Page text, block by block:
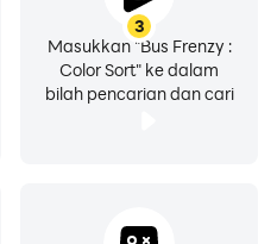
3
Masukkan "Bus Frenzy :
Color Sort" ke dalam
bilah pencarian dan cari